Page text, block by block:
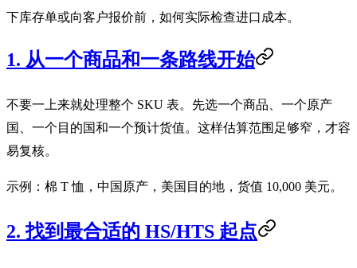
下库存单或向客户报价前，如何实际检查进口成本。
1. 从一个商品和一条路线开始
不要一上来就处理整个 SKU 表。先选一个商品、一个原产
国、一个目的国和一个预计货值。这样估算范围足够窄，才容
易复核。
示例：棉 T 恤，中国原产，美国目的地，货值 10,000 美元。
2. 找到最合适的 HS/HTS 起点